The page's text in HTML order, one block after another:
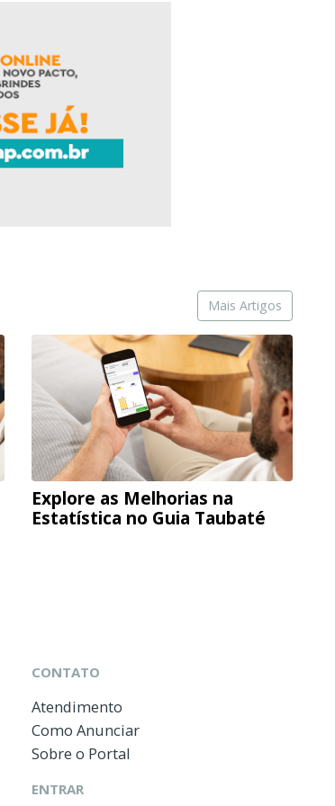
Mais Artigos
Explore as Melhorias na
Estatística no Guia Taubaté
CONTATO
Atendimento
Como Anunciar
Sobre o Portal
ENTRAR